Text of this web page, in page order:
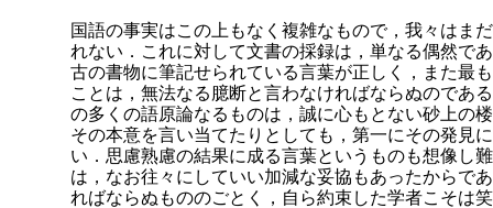
国語の事実はこの上もなく複雑なもので，我々はま
れない．これに対して文書の採録は，単なる偶然で
古の書物に筆記せられている言葉が正しく，また最
ことは，無法なる臆断と言わなければならぬのであ
の多くの語原論なるものは，誠に心もとない砂上の
その本意を言い当てたりとしても，第一にその発見
い．思慮熟慮の結果に成る言葉というものも想像し
は，なお往々にしていい加減な妥協もあったからで
ればならぬもののごとく，自ら約束した学者こそは